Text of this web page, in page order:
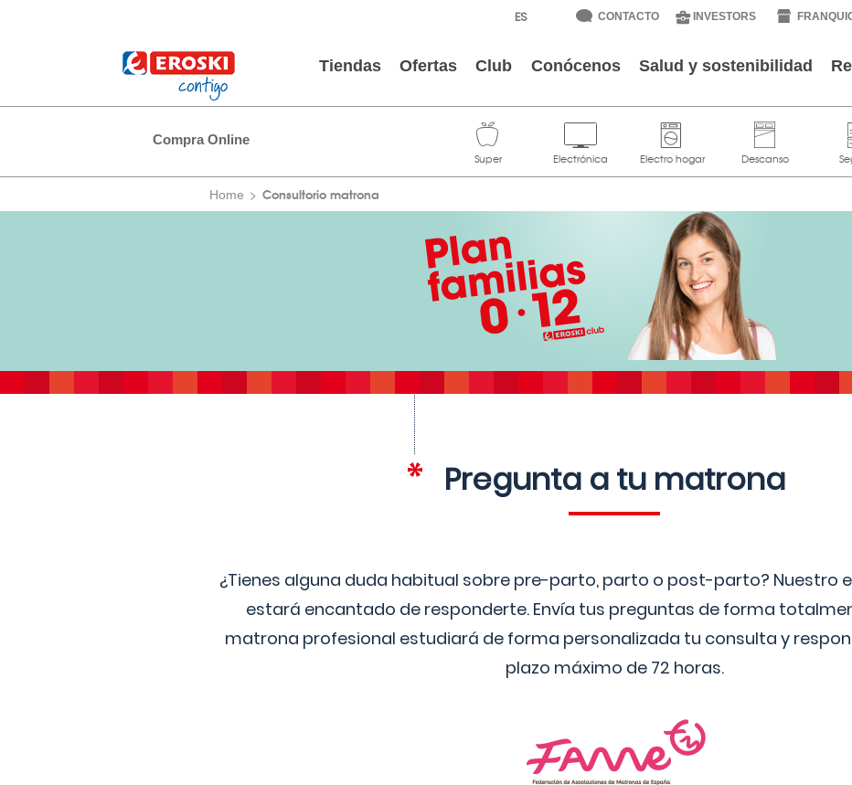
CONTACTO INVESTORS
Tiendas Ofertas Club Conócenos Salud y sostenibilidad
Compra Online
Home Consultorio matrona
Pregunta a tu matrona
¿Tienes alguna duda habitual sobre pre-parto, parto o post-parto? Nuestro
estará encantado de responderte. Envía tus preguntas de forma
matrona profesional estudiará de forma personalizada tu consulta y
plazo máximo de 72 horas.